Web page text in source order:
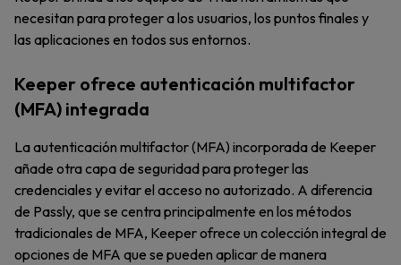
necesitan para proteger a los usuarios, los puntos finales y
las aplicaciones en todos sus entornos.
Keeper ofrece autenticación multifactor
(MFA) integrada
La autenticación multifactor (MFA) incorporada de Keeper
añade otra capa de seguridad para proteger las
credenciales y evitar el acceso no autorizado. A diferencia
de Passly, que se centra principalmente en los métodos
tradicionales de MFA, Keeper ofrece un colección integral de
opciones de MFA que se pueden aplicar de manera